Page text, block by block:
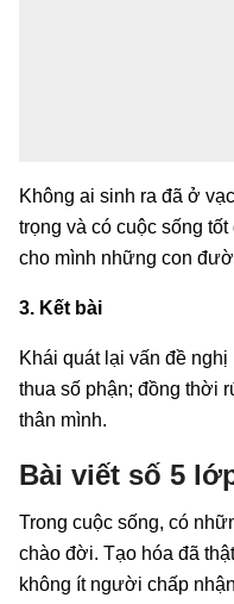
Không ai sinh ra đã ở
trọng và có cuộc sống
cho mình những con
3. Kết bài
Khái quát lại vấn đề
thua số phận; đồng thời
thân mình.
Bài viết số 5
Trong cuộc sống, có
chào đời. Tạo hóa đã
không ít người chấp